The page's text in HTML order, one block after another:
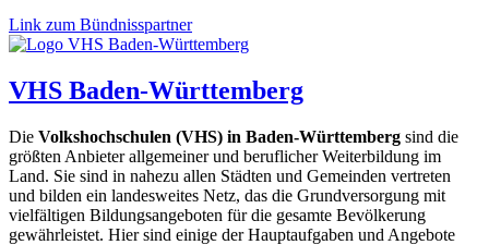
Link zum Bündnisspartner
VHS Baden-Württemberg
Die Volkshochschulen (VHS) in Baden-Württemberg sind die
größten Anbieter allgemeiner und beruflicher Weiterbildung im
Land. Sie sind in nahezu allen Städten und Gemeinden vertreten
und bilden ein landesweites Netz, das die Grundversorgung mit
vielfältigen Bildungsangeboten für die gesamte Bevölkerung
gewährleistet. Hier sind einige der Hauptaufgaben und Angebote